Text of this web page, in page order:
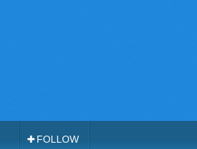
FOLLOW